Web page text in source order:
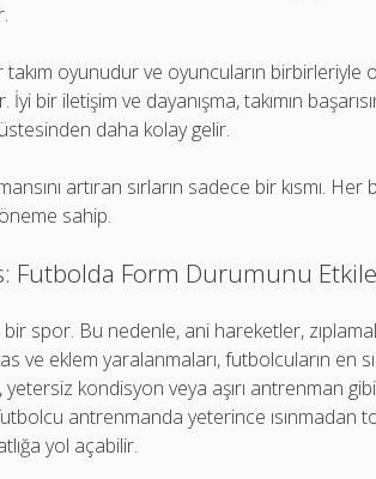
oyunudur ve oyuncuların birbirleriyle
bir iletişim ve dayanışma, takımın
daha kolay gelir.
artıran sırların sadece bir kısmı.
sahip.
Futbolda Form Durumunu
spor. Bu nedenle, ani hareketler,
ve eklem yaralanmaları, futbolcuların en
yetersiz kondisyon veya aşırı antrenman
antrenmanda yeterince ısınmadan
yol açabilir.